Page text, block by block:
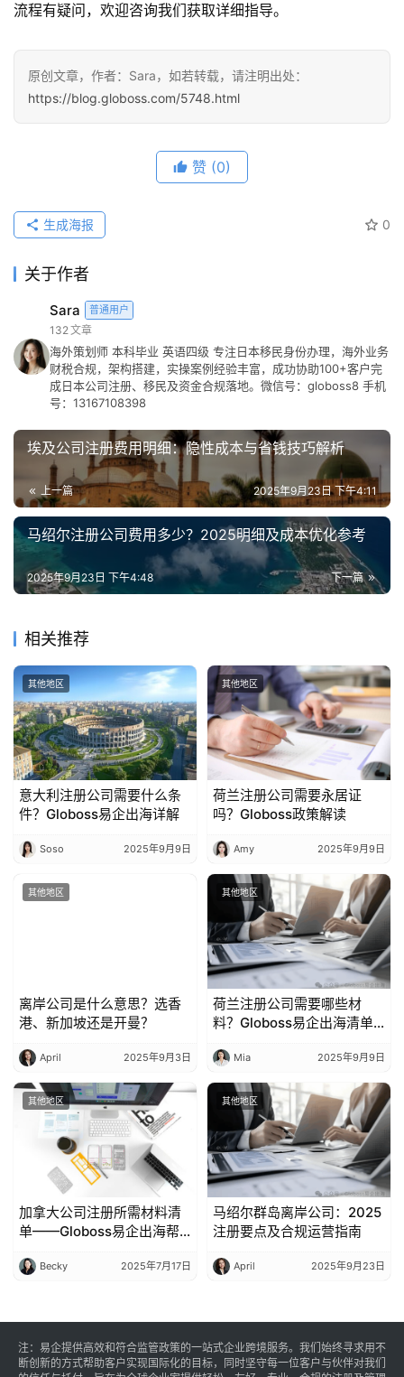
流程有疑问，欢迎咨询我们获取详细指导。
原创文章，作者：Sara，如若转载，请注明出处：
https://blog.globoss.com/5748.html
赞 (0)
0
生成海报
关于作者
Sara 普通用户
132文章
海外策划师 本科毕业 英语四级 专注日本移民身份办理，海外业务
财税合规，架构搭建，实操案例经验丰富，成功协助100+客户完
成日本公司注册、移民及资金合规落地。微信号：globoss8 手机
号：13167108398
埃及公司注册费用明细：隐性成本与省钱技巧解析
上一篇 2025年9月23日 下午4:11
马绍尔注册公司费用多少？2025明细及成本优化参考
下一篇
2025年9月23日 下午4:48
相关推荐
其他地区
意大利注册公司需要什么条
件？Globoss易企出海详解
Soso 2025年9月9日
其他地区
荷兰注册公司需要永居证
吗？Globoss政策解读
Amy 2025年9月9日
其他地区
离岸公司是什么意思？选香
港、新加坡还是开曼？
April 2025年9月3日
其他地区
荷兰注册公司需要哪些材
料？Globoss易企出海清单
Mia 2025年9月9日
其他地区
加拿大公司注册所需材料清
单——Globoss易企出海帮
Becky 2025年7月17日
其他地区
马绍尔群岛离岸公司：2025
注册要点及合规运营指南
April 2025年9月23日
注：易企提供高效和符合监管政策的一站式企业跨境服务。我们始终寻求用不
断创新的方式帮助客户实现国际化的目标，同时坚守每一位客户与伙伴对我们